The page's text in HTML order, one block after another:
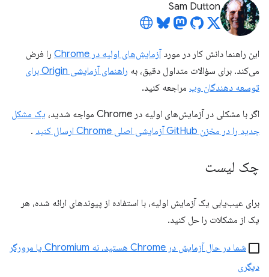
Sam Dutton
این راهنما دانش کار در مورد آزمایش‌های اولیه در Chrome
را فرض
می‌کند. برای سؤالات متداول دقیق، به
راهنمای آزمایشی Origin برای
توسعه دهندگان وب مراجعه کنید.
اگر با مشکلی در آزمایش‌های اولیه در Chrome مواجه شدید،
یک مشکل
جدید را در مخزن GitHub آزمایشی اصلی Chrome ارسال کنید
.
چک لیست
برای عیب‌یابی یک آزمایش اولیه، با استفاده از پیوندهای ارائه شده، هر
یک از مشکلات را حل کنید.
شما در حال آزمایش در Chrome هستید، نه Chromium یا مرورگر
دیگری